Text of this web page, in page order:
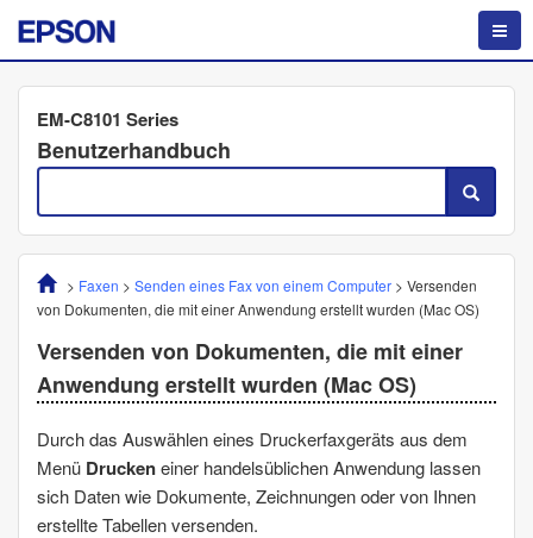
EM-C8101 Series
Benutzerhandbuch
> Faxen > Senden eines Fax von einem Computer> Versenden
von Dokumenten, die mit einer Anwendung erstellt wurden (Mac OS)
Versenden von Dokumenten, die mit einer
Anwendung erstellt wurden (Mac OS)
Durch das Auswählen eines Druckerfaxgeräts aus dem
Menü Druckeneiner handelsüblichen Anwendung lassen
sich Daten wie Dokumente, Zeichnungen oder von Ihnen
erstellte Tabellen versenden.